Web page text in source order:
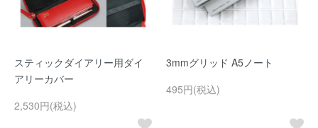
スティックダイアリー用ダイ
アリーカバー
2,530円(税込)
3mmグリッド A5ノート
495円(税込)